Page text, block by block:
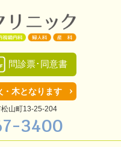
問診票･同意書
・木となります
山町13-25-204
3400